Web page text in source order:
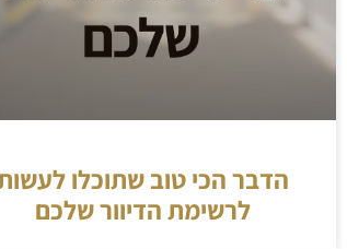
הדבר הכי טוב שתוכלו
לרשימת הדיוור שלכם